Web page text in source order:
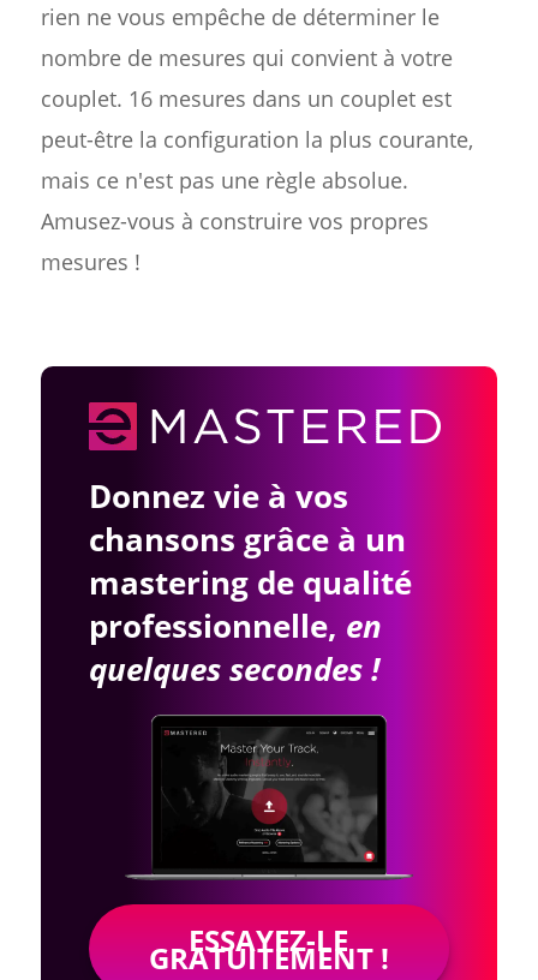
rien ne vous empêche de déterminer le
nombre de mesures qui convient à votre
couplet. 16 mesures dans un couplet est
peut-être la configuration la plus courante,
mais ce n'est pas une règle absolue.
Amusez-vous à construire vos propres
mesures !
Donnez vie à vos
chansons grâce à un
mastering de qualité
professionnelle, en
quelques secondes !
ESSAYEZ-LE
GRATUITEMENT !